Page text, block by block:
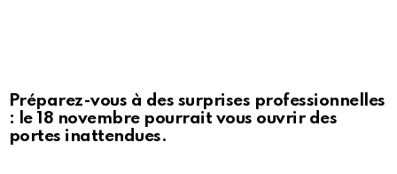
Préparez-vous à des surprises professionnelles
: le 18 novembre pourrait vous ouvrir des
portes inattendues.